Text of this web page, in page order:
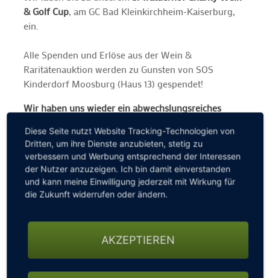
GOLFEINSTEIGER
GOLFHOTELS
& Golf Cup, am GC Bad Kleinkirchheim-Kaiserburg,
ein.
Alle Spenden und Erlöse aus der Wein &
Raritätenauktion werden zu Gunsten von SOS
Kinderdorf Moosburg (Haus 13) gespendet!
Wir haben uns wieder ein abwechslungsreiches
Flight-Bekanntgabe mit Weinverkostungen mit
Winzern von den Weingütern Domäne Müller
(Steiermark) und Sax (Niederösterreich).
Römermoden Bad Kleinkirchheim-Trachten-
Siegerehrung mit Live Musik in Trattlers Einkehr
Wein- & Raritätenauktion und Degustationsmenü
Weitere Details!
Diese Seite nutzt Website Tracking-Technologien von
Dritten, um ihre Dienste anzubieten, stetig zu
verbessern und Werbung entsprechend der Interessen
der Nutzer anzuzeigen. Ich bin damit einverstanden
und kann meine Einwilligung jederzeit mit Wirkung für
die Zukunft widerrufen oder ändern.
AKZEPTIEREN